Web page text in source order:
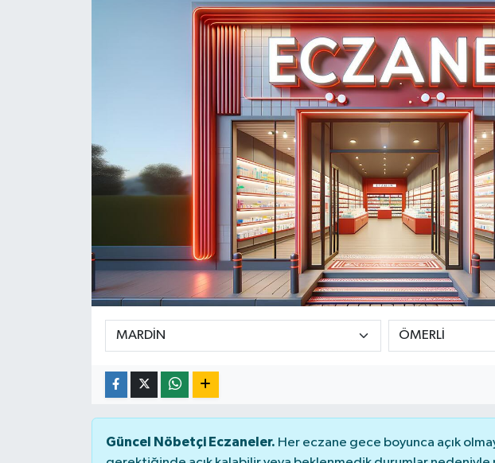
Güncel Nöbetçi Eczaneler. Her eczane gece boyunca açık
Süper Lig Puan Durumu ve Fikstür
Haber Arşivi